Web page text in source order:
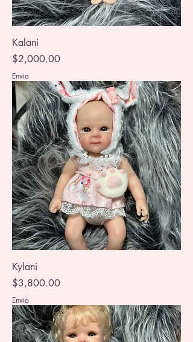
Kalani
Precio
$2,000.00
Envio
Kylani
Precio
$3,800.00
Envio